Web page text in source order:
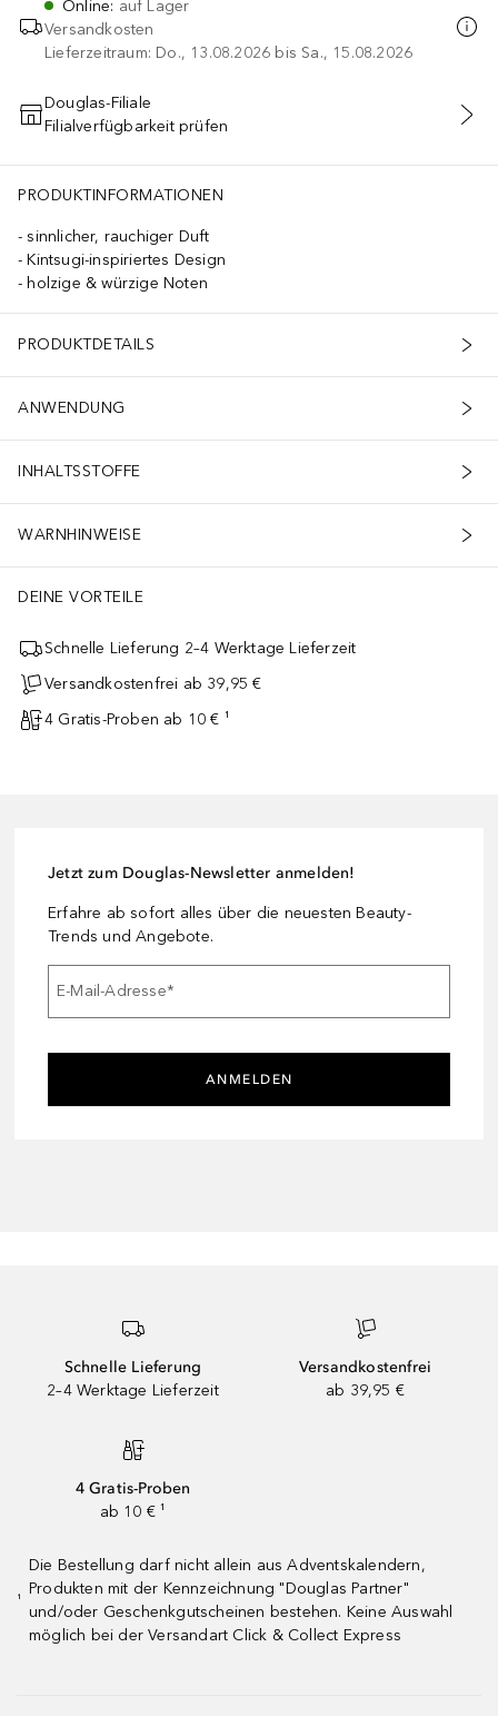
Online: auf Lager
Versandkosten
Lieferzeitraum: Do., 13.08.2026 bis Sa., 15.08.2026
IN DEN WARENKORB
Douglas-Filiale
Filialverfügbarkeit prüfen
PRODUKTINFORMATIONEN
sinnlicher, rauchiger Duft
Kintsugi-inspiriertes Design
holzige & würzige Noten
PRODUKTDETAILS
ANWENDUNG
INHALTSSTOFFE
WARNHINWEISE
DEINE VORTEILE
Schnelle Lieferung 2–4 Werktage Lieferzeit
Versandkostenfrei ab 39,95 €
4 Gratis-Proben ab 10 € ¹
Jetzt zum Douglas-Newsletter anmelden!
Erfahre ab sofort alles über die neuesten Beauty-
Trends und Angebote.
E-Mail-Adresse*
ANMELDEN
Schnelle Lieferung
2–4 Werktage Lieferzeit
Versandkostenfrei
ab 39,95 €
4 Gratis-Proben
ab 10 € ¹
¹
Die Bestellung darf nicht allein aus Adventskalendern,
Produkten mit der Kennzeichnung "Douglas Partner"
und/oder Geschenkgutscheinen bestehen. Keine Auswahl
möglich bei der Versandart Click & Collect Express